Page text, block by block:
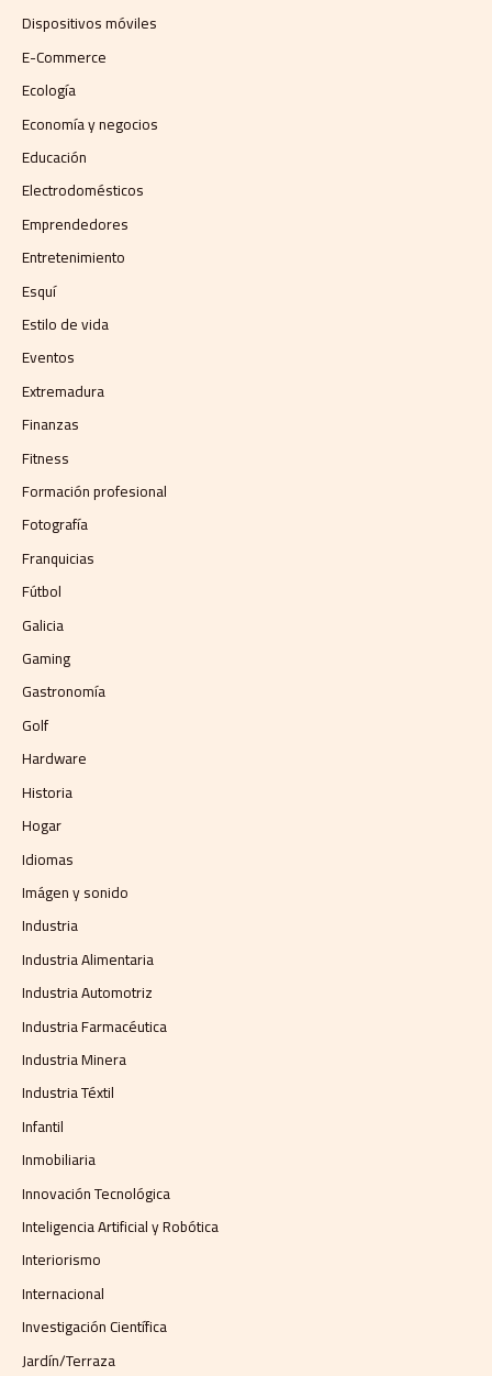
Dispositivos móviles
E-Commerce
Ecología
Economía y negocios​
Educación
Electrodomésticos
Emprendedores
Entretenimiento
Esquí
Estilo de vida
Eventos
Extremadura
Finanzas
Fitness
Formación profesional
Fotografía
Franquicias
Fútbol
Galicia
Gaming
Gastronomía
Golf
Hardware
Historia
Hogar
Idiomas
Imágen y sonido
Industria
Industria Alimentaria
Industria Automotriz
Industria Farmacéutica
Industria Minera
Industria Téxtil
Infantil
Inmobiliaria
Innovación Tecnológica
Inteligencia Artificial y Robótica
Interiorismo
Internacional
Investigación Científica
Jardín/Terraza